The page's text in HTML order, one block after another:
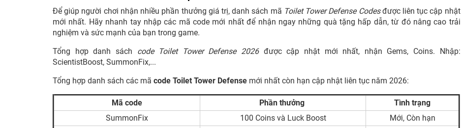
Để giúp người chơi nhận nhiều phần thưởng giá trị, danh sách mã Toilet Tower Defense Codesđược liên tục cập nhật
mới nhất. Hãy nhanh tay nhập các mã code mới nhất để nhận ngay những quà tặng hấp dẫn, từ đó nâng cao trải
nghiệm và sức mạnh của bạn trong game.
Tổng hợp danh sách code Toilet Tower Defense 2026 được cập nhật mới nhất, nhận Gems, Coins. Nhập:
ScientistBoost, SummonFix,...
Tổng hợp danh sách các mã code Toilet Tower Defense mới nhất còn hạn cập nhật liên tục năm 2026:
Mã code Phần thưởng
Tình trạng
SummonFix
100 Coins và Luck Boost
Mới, Còn hạn